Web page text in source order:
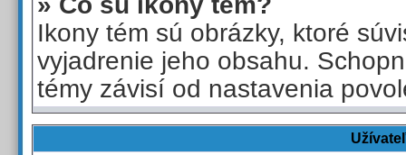
Ikony tém sú obrázky, ktoré
vyjadrenie jeho obsahu.
témy závisí od nastavenia